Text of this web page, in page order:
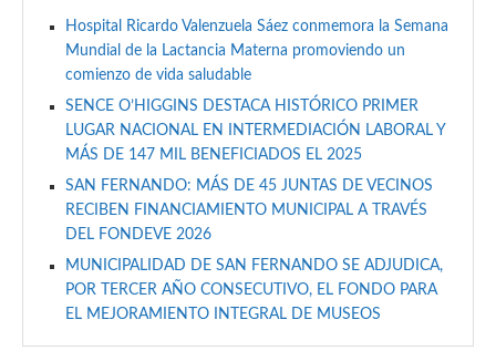
Hospital Ricardo Valenzuela Sáez conmemora la Semana
Mundial de la Lactancia Materna promoviendo un
comienzo de vida saludable
SENCE O’HIGGINS DESTACA HISTÓRICO PRIMER
LUGAR NACIONAL EN INTERMEDIACIÓN LABORAL Y
MÁS DE 147 MIL BENEFICIADOS EL 2025
SAN FERNANDO: MÁS DE 45 JUNTAS DE VECINOS
RECIBEN FINANCIAMIENTO MUNICIPAL A TRAVÉS
DEL FONDEVE 2026
MUNICIPALIDAD DE SAN FERNANDO SE ADJUDICA,
POR TERCER AÑO CONSECUTIVO, EL FONDO PARA
EL MEJORAMIENTO INTEGRAL DE MUSEOS